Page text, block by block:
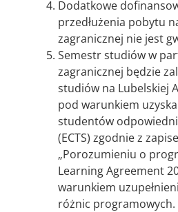
Dodatkowe
przedłużenia pobytu
zagranicznej nie jest
Semestr studiów w
zagranicznej będzie
studiów na Lubelskiej
pod warunkiem
studentów
(ECTS) zgodnie z
„Porozumieniu o
Learning Agreement
warunkiem
różnic programowych.